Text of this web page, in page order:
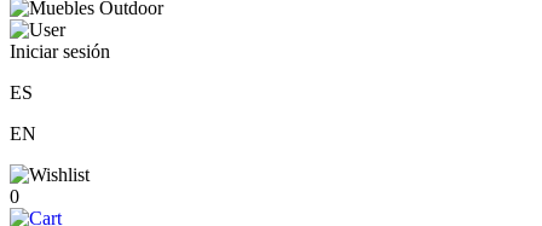
Iniciar sesión
ES
EN
0